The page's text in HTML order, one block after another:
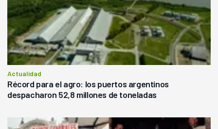
Actualidad
Récord para el agro: los puertos argentinos
despacharon 52,8 millones de toneladas